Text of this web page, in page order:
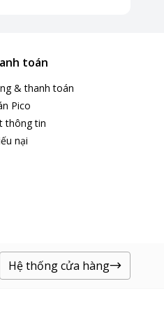
toán
& thanh toán
Pico
thông tin
nại
Hệ thống cửa hàng